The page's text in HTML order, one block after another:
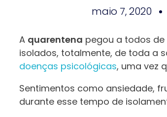
maio 7, 2020
A quarentena pegou a todos de
isolados, totalmente, de toda a
doenças psicológicas, uma vez
Sentimentos como ansiedade,
durante esse tempo de